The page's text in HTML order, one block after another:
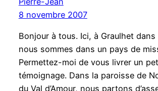
8 novembre 2007
Bonjour à tous. Ici, à Graulhet dans
nous sommes dans un pays de
Permettez-moi de vous livrer un
témoignage. Dans la paroisse de
du Val d’Amour, nous partons